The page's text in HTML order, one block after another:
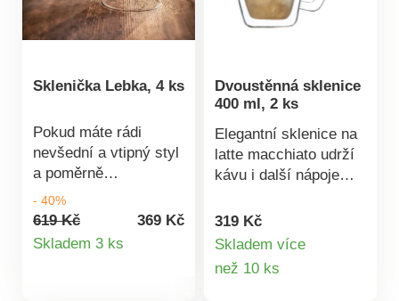
Sklenička Lebka, 4 ks
Pokud máte rádi
nevšední a vtipný styl
a poměrně
extravagantní design,
jsou tyto skleničky na
whisky s lebkou uvnitř
- 40%
619 Kč
369 Kč
Skladem 3 ks
Dvoustěnná sklenice
400 ml, 2 ks
Elegantní sklenice na
latte macchiato udrží
kávu i další nápoje
si nemůžete spálit
ruce. V letních
můžete podávat i
319 Kč
Skladem více
než 10 ks